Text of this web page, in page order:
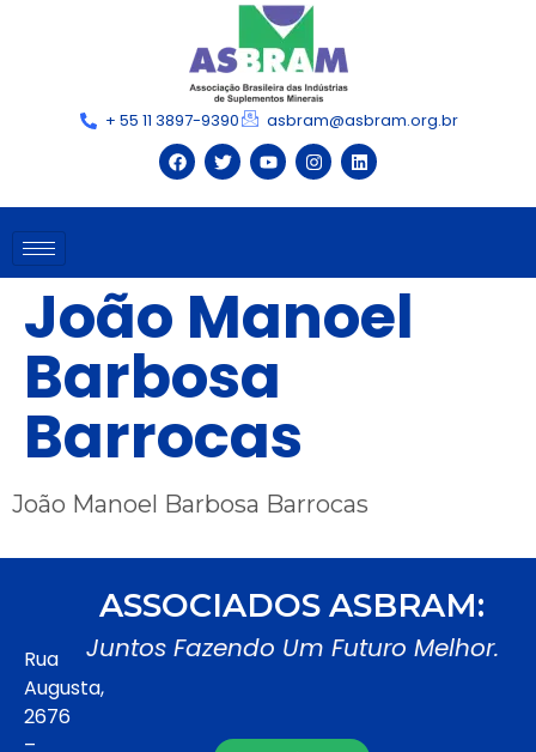
+ 55 11 3897-9390 asbram@asbram.org.br
João Manoel
Barbosa
Barrocas
João Manoel Barbosa Barrocas
Rua
Augusta,
2676
–
ASSOCIADOS ASBRAM:
Juntos Fazendo Um Futuro Melhor.